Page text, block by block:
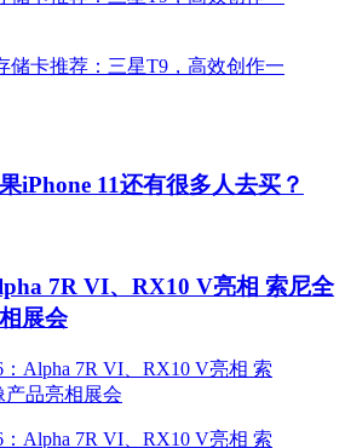
iPhone 11还有很多人去买？
7R VI、RX10 V亮相 索尼全
展会